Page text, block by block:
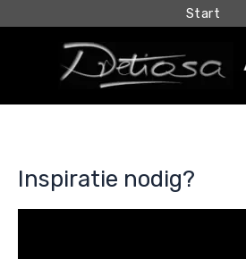
naar
Start
Inspiratie nodig?